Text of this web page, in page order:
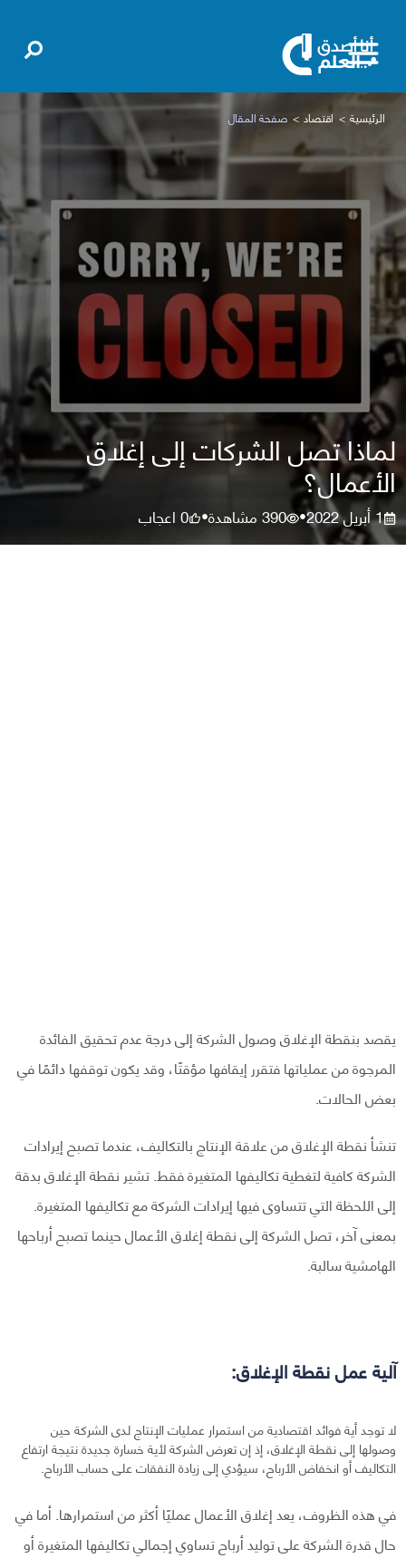
الرئيسية اقتصاد صفحة المقال
لماذا تصل الشركات إلى إغلاق
الأعمال؟
1 أبريل 2022 •
390مشاهدة•
0اعجاب
يقصد بنقطة الإغلاق وصول الشركة إلى درجة عدم تحقيق الفائدة
المرجوة من عملياتها فتقرر إيقافها مؤقتًا، وقد يكون توقفها دائمًا في
بعض الحالات.
تنشأ نقطة الإغلاق من علاقة الإنتاج بالتكاليف، عندما تصبح إيرادات
الشركة كافية لتغطية تكاليفها المتغيرة فقط. تشير نقطة الإغلاق بدقة
إلى اللحظة التي تتساوى فيها إيرادات الشركة مع تكاليفها المتغيرة.
بمعنى آخر، تصل الشركة إلى نقطة إغلاق الأعمال حينما تصبح أرباحها
الهامشية سالبة.
آلية عمل نقطة الإغلاق:
لا توجد أية فوائد اقتصادية من استمرار عمليات الإنتاج لدى الشركة حين
وصولها إلى نقطة الإغلاق، إذ إن تعرض الشركة لأية خسارة جديدة نتيجة ارتفاع
التكاليف أو انخفاض الأرباح، سيؤدي إلى زيادة النفقات على حساب الأرباح.
في هذه الظروف، يعد إغلاق الأعمال عمليًا أكثر من استمرارها. أما في
حال قدرة الشركة على توليد أرباح تساوي إجمالي تكاليفها المتغيرة أو